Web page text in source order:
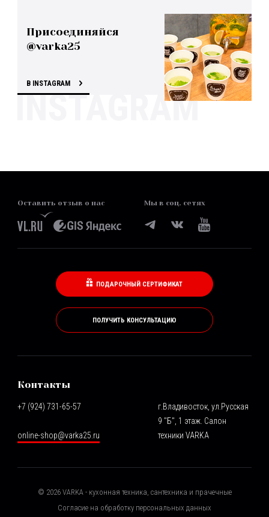
Присоединяйся
@varka25
В INSTAGRAM
Оставить отзыв о нас Мы в соц. сетях
ПОДАРОЧНЫЙ СЕРТИФИКАТ
ПОЛУЧИТЬ КОНСУЛЬТАЦИЮ
Контакты
+7 (924) 731-65-57
online-shop@varka25.ru
г.Владивосток, ул.Русская
9 "Б", 1 этаж. Салон
техники VARKA
© 2026VARKA - кухонная техника, сантехника и прачечные
Согласие на обработку персональных данных